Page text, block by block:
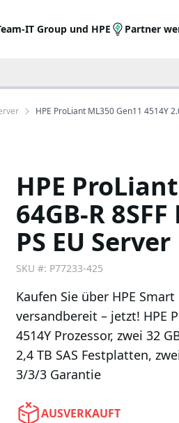
IT Group und HPE Partner
HPE ProLiant ML350 Gen11 4514Y
HPE
64GB-R
PS EU Server
SKU #: P77233-425
Kaufen Sie über HPE
versandbereit – jetzt! HPE
4514Y Prozessor, zwei 32
2,4 TB SAS Festplatten,
3/3/3 Garantie
AUSVERKAUFT